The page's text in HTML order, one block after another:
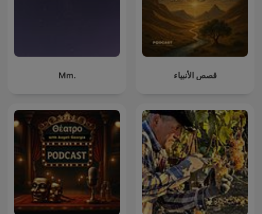
Mm. قصص الأنبياء